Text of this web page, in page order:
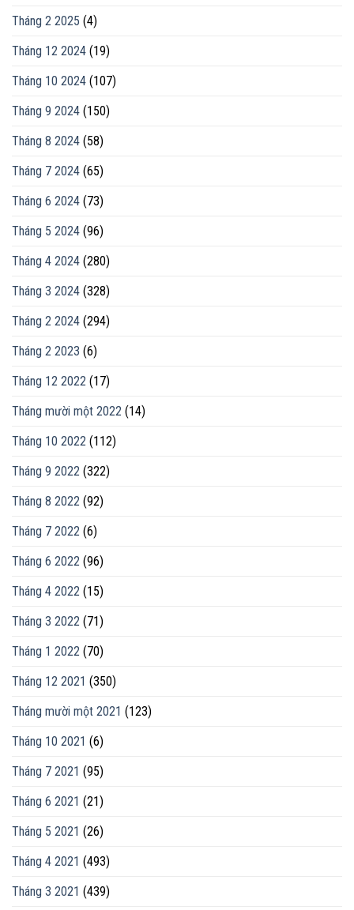
Tháng 2 2025 (4)
Tháng 12 2024 (19)
Tháng 10 2024 (107)
Tháng 9 2024 (150)
Tháng 8 2024 (58)
Tháng 7 2024 (65)
Tháng 6 2024 (73)
Tháng 5 2024 (96)
Tháng 4 2024 (280)
Tháng 3 2024 (328)
Tháng 2 2024 (294)
Tháng 2 2023 (6)
Tháng 12 2022 (17)
Tháng mười một 2022 (14)
Tháng 10 2022 (112)
Tháng 9 2022 (322)
Tháng 8 2022 (92)
Tháng 7 2022 (6)
Tháng 6 2022 (96)
Tháng 4 2022 (15)
Tháng 3 2022 (71)
Tháng 1 2022 (70)
Tháng 12 2021 (350)
Tháng mười một 2021 (123)
Tháng 10 2021 (6)
Tháng 7 2021 (95)
Tháng 6 2021 (21)
Tháng 5 2021 (26)
Tháng 4 2021 (493)
Tháng 3 2021 (439)